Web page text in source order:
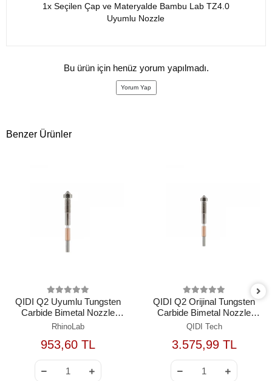
1x Seçilen Çap ve Materyalde Bambu Lab TZ4.0
Uyumlu Nozzle
Bu ürün için henüz yorum yapılmadı.
Yorum Yap
Benzer Ürünler
QIDI Q2 Uyumlu Tungsten
Carbide Bimetal Nozzle
0.8mm
RhinoLab
953,60 TL
QIDI Q2 Orijinal Tungsten
Carbide Bimetal Nozzle
0.8mm
QIDI Tech
3.575,99 TL